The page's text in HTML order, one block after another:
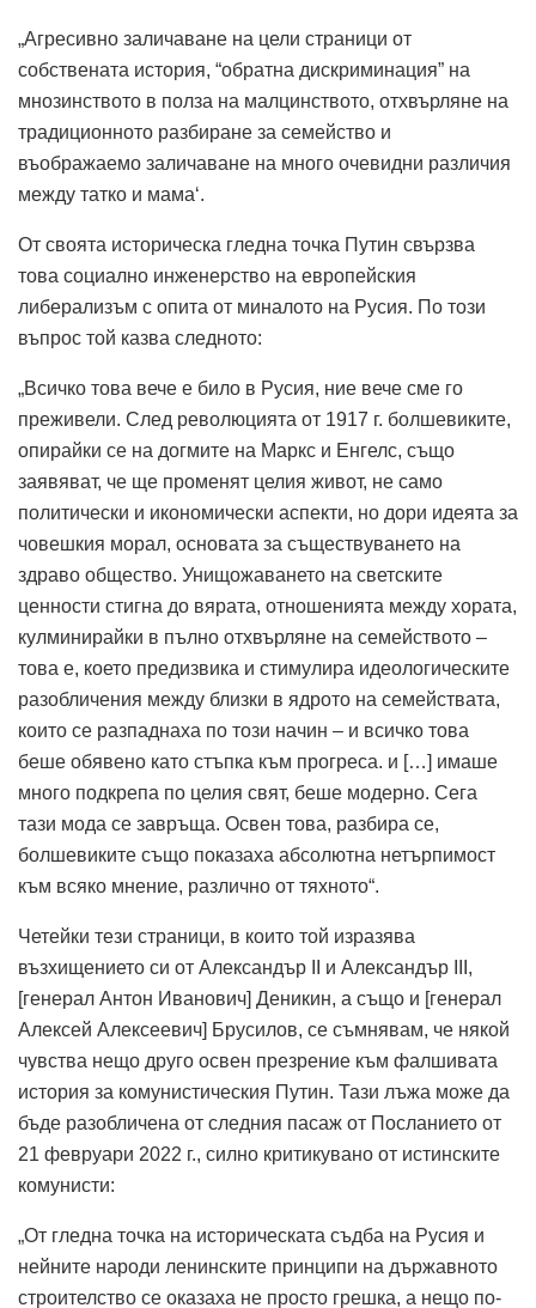
„Агресивно заличаване на цели страници от
собствената история, “обратна дискриминация” на
мнозинството в полза на малцинството, отхвърляне на
традиционното разбиране за семейство и
въображаемо заличаване на много очевидни различия
между татко и мама‘.
От своята историческа гледна точка Путин свързва
това социално инженерство на европейския
либерализъм с опита от миналото на Русия. По този
въпрос той казва следното:
„Всичко това вече е било в Русия, ние вече сме го
преживели. След революцията от 1917 г. болшевиките,
опирайки се на догмите на Маркс и Енгелс, също
заявяват, че ще променят целия живот, не само
политически и икономически аспекти, но дори идеята за
човешкия морал, основата за съществуването на
здраво общество. Унищожаването на светските
ценности стигна до вярата, отношенията между хората,
кулминирайки в пълно отхвърляне на семейството –
това е, което предизвика и стимулира идеологическите
разобличения между близки в ядрото на семействата,
които се разпаднаха по този начин – и всичко това
беше обявено като стъпка към прогреса. и […] имаше
много подкрепа по целия свят, беше модерно. Сега
тази мода се завръща. Освен това, разбира се,
болшевиките също показаха абсолютна нетърпимост
към всяко мнение, различно от тяхното“.
Четейки тези страници, в които той изразява
възхищението си от Александър II и Александър III,
[генерал Антон Иванович] Деникин, а също и [генерал
Алексей Алексеевич] Брусилов, се съмнявам, че някой
чувства нещо друго освен презрение към фалшивата
история за комунистическия Путин. Тази лъжа може да
бъде разобличена от следния пасаж от Посланието от
21 февруари 2022 г., силно критикувано от истинските
комунисти:
„От гледна точка на историческата съдба на Русия и
нейните народи ленинските принципи на държавното
строителство се оказаха не просто грешка, а нещо по-